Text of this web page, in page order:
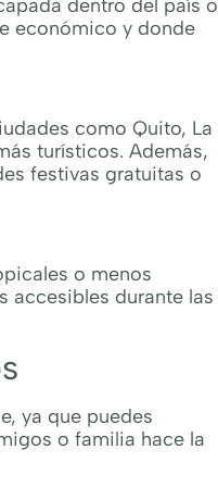
dentro del país o
económico y donde
como Quito, La
turísticos. Además,
festivas gratuitas o
o menos
accesibles durante las
ya que puedes
o familia hace la